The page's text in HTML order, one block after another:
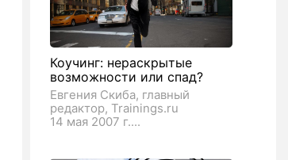
Коучинг: нераскрытые
возможности или спад?
Евгения Скиба, главный
редактор, Trainings.ru
14 мая 2007 г....